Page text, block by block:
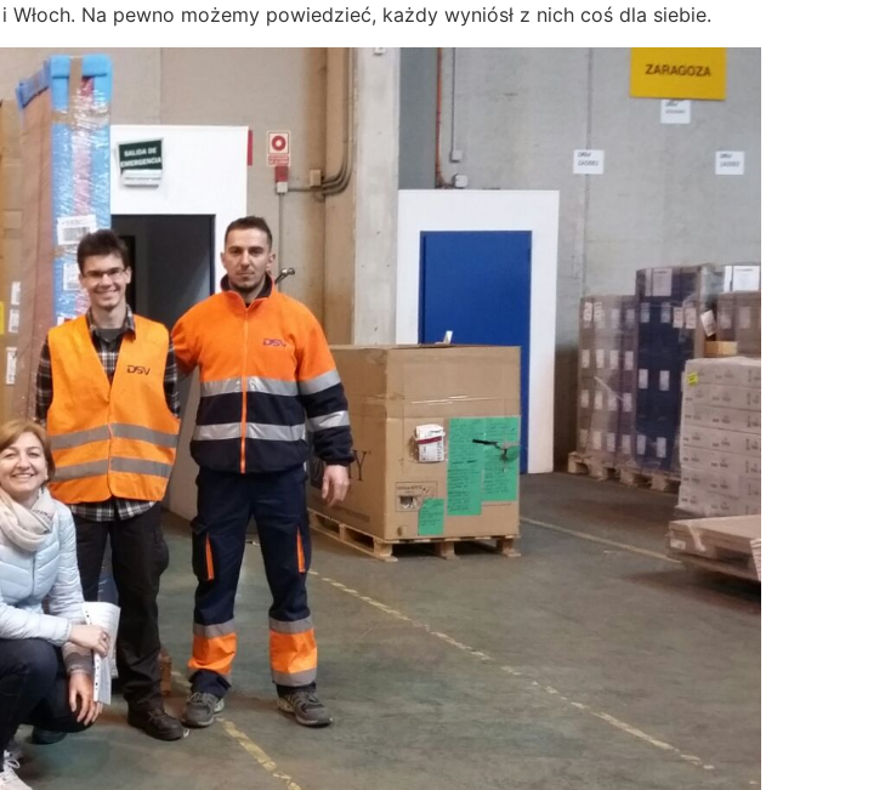
Na pewno możemy powiedzieć, każdy wyniósł z nich coś dla siebie.